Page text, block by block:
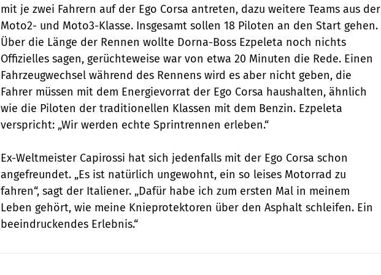
mit je zwei Fahrern auf der Ego Corsa antreten, dazu weitere Teams aus der
Moto2- und Moto3-Klasse. Insgesamt sollen 18 Piloten an den Start gehen.
Über die Länge der Rennen wollte Dorna-Boss Ezpeleta noch nichts
Offizielles sagen, gerüchteweise war von etwa 20 Minuten die Rede. Einen
Fahrzeugwechsel während des Rennens wird es aber nicht geben, die
Fahrer müssen mit dem Energievorrat der Ego Corsa haushalten, ähnlich
wie die Piloten der traditionellen Klassen mit dem Benzin. Ezpeleta
verspricht: „Wir werden echte Sprintrennen erleben.“
Ex-Weltmeister Capirossi hat sich jedenfalls mit der Ego Corsa schon
angefreundet. „Es ist natürlich ungewohnt, ein so leises Motorrad zu
fahren“, sagt der Italiener. „Dafür habe ich zum ersten Mal in meinem
Leben gehört, wie meine Knieprotektoren über den Asphalt schleifen. Ein
beeindruckendes Erlebnis.“